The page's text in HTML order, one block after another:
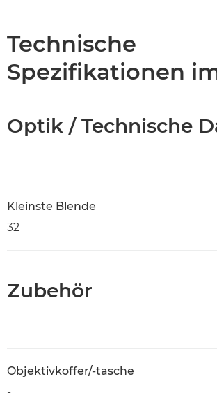
Technische
Spezifikationen
Optik / Technische
Kleinste Blende
32
Zubehör
Objektivkoffer/-tasche